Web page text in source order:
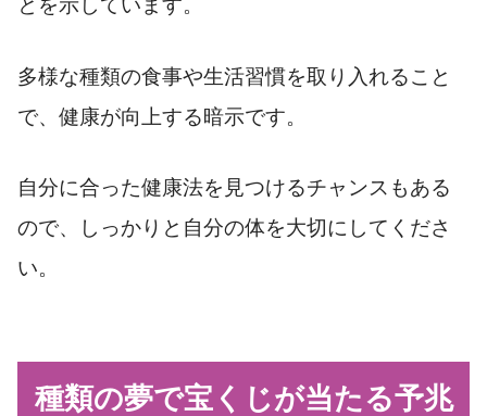
とを示しています。
多様な種類の食事や生活習慣を取り入れること
で、健康が向上する暗示です。
自分に合った健康法を見つけるチャンスもある
ので、しっかりと自分の体を大切にしてくださ
い。
種類の夢で宝くじが当たる予兆